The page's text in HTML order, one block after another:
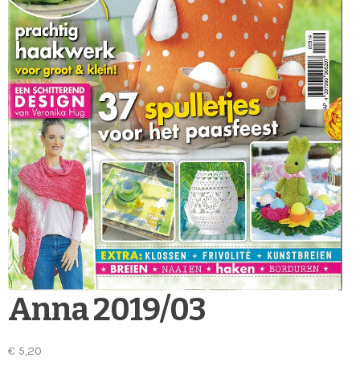
Anna 2019/03
€ 5,20